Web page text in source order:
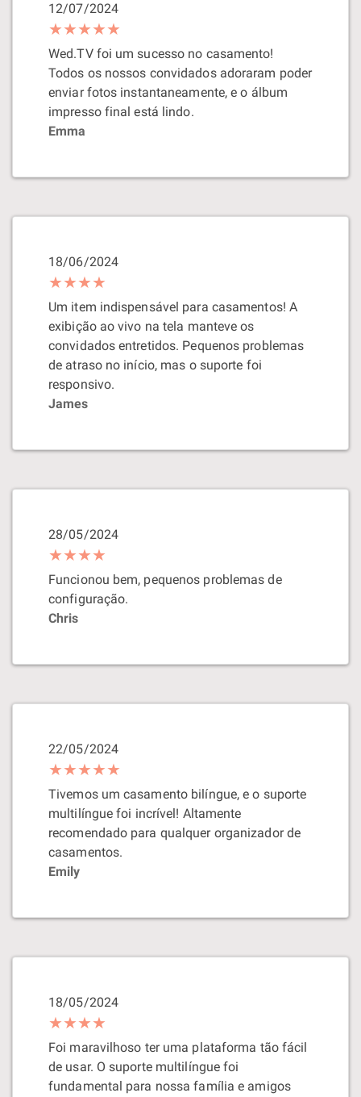
12/07/2024
★★★★★
Wed.TV foi um sucesso no casamento!
Todos os nossos convidados adoraram poder
enviar fotos instantaneamente, e o álbum
impresso final está lindo.
Emma
18/06/2024
★★★★
Um item indispensável para casamentos! A
exibição ao vivo na tela manteve os
convidados entretidos. Pequenos problemas
de atraso no início, mas o suporte foi
responsivo.
James
28/05/2024
★★★★
Funcionou bem, pequenos problemas de
configuração.
Chris
22/05/2024
★★★★★
Tivemos um casamento bilíngue, e o suporte
multilíngue foi incrível! Altamente
recomendado para qualquer organizador de
casamentos.
Emily
18/05/2024
★★★★
Foi maravilhoso ter uma plataforma tão fácil
de usar. O suporte multilíngue foi
fundamental para nossa família e amigos